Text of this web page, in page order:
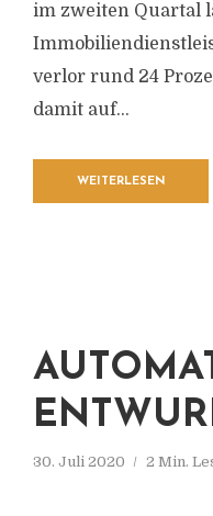
im zweiten Quartal
verlor rund 24
damit auf...
WEITERLESEN
30. Juli 2020 2 Min.